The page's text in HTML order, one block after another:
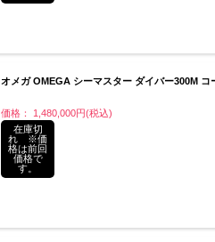
オメガ OMEGA シーマスター ダイバー300M
価格： 1,480,000円(税込)
在庫切
れ ※価
格は前回
価格で
す。